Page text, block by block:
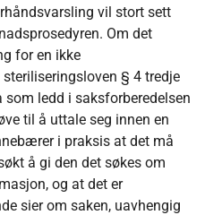
vil stort sett
Om det
for en ikke
§ 4 tredje
ledd i saksforberedelsen
til å uttale seg innen en
i praksis at det må
å gi den det søkes om
og at det er
sier om saken, uavhengig